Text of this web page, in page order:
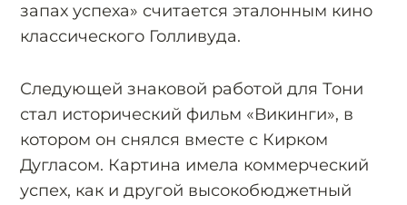
запах успеха» считается эталонным кино
классического Голливуда.
Следующей знаковой работой для Тони
стал исторический фильм «Викинги», в
котором он снялся вместе с Кирком
Дугласом. Картина имела коммерческий
успех, как и другой высокобюджетный